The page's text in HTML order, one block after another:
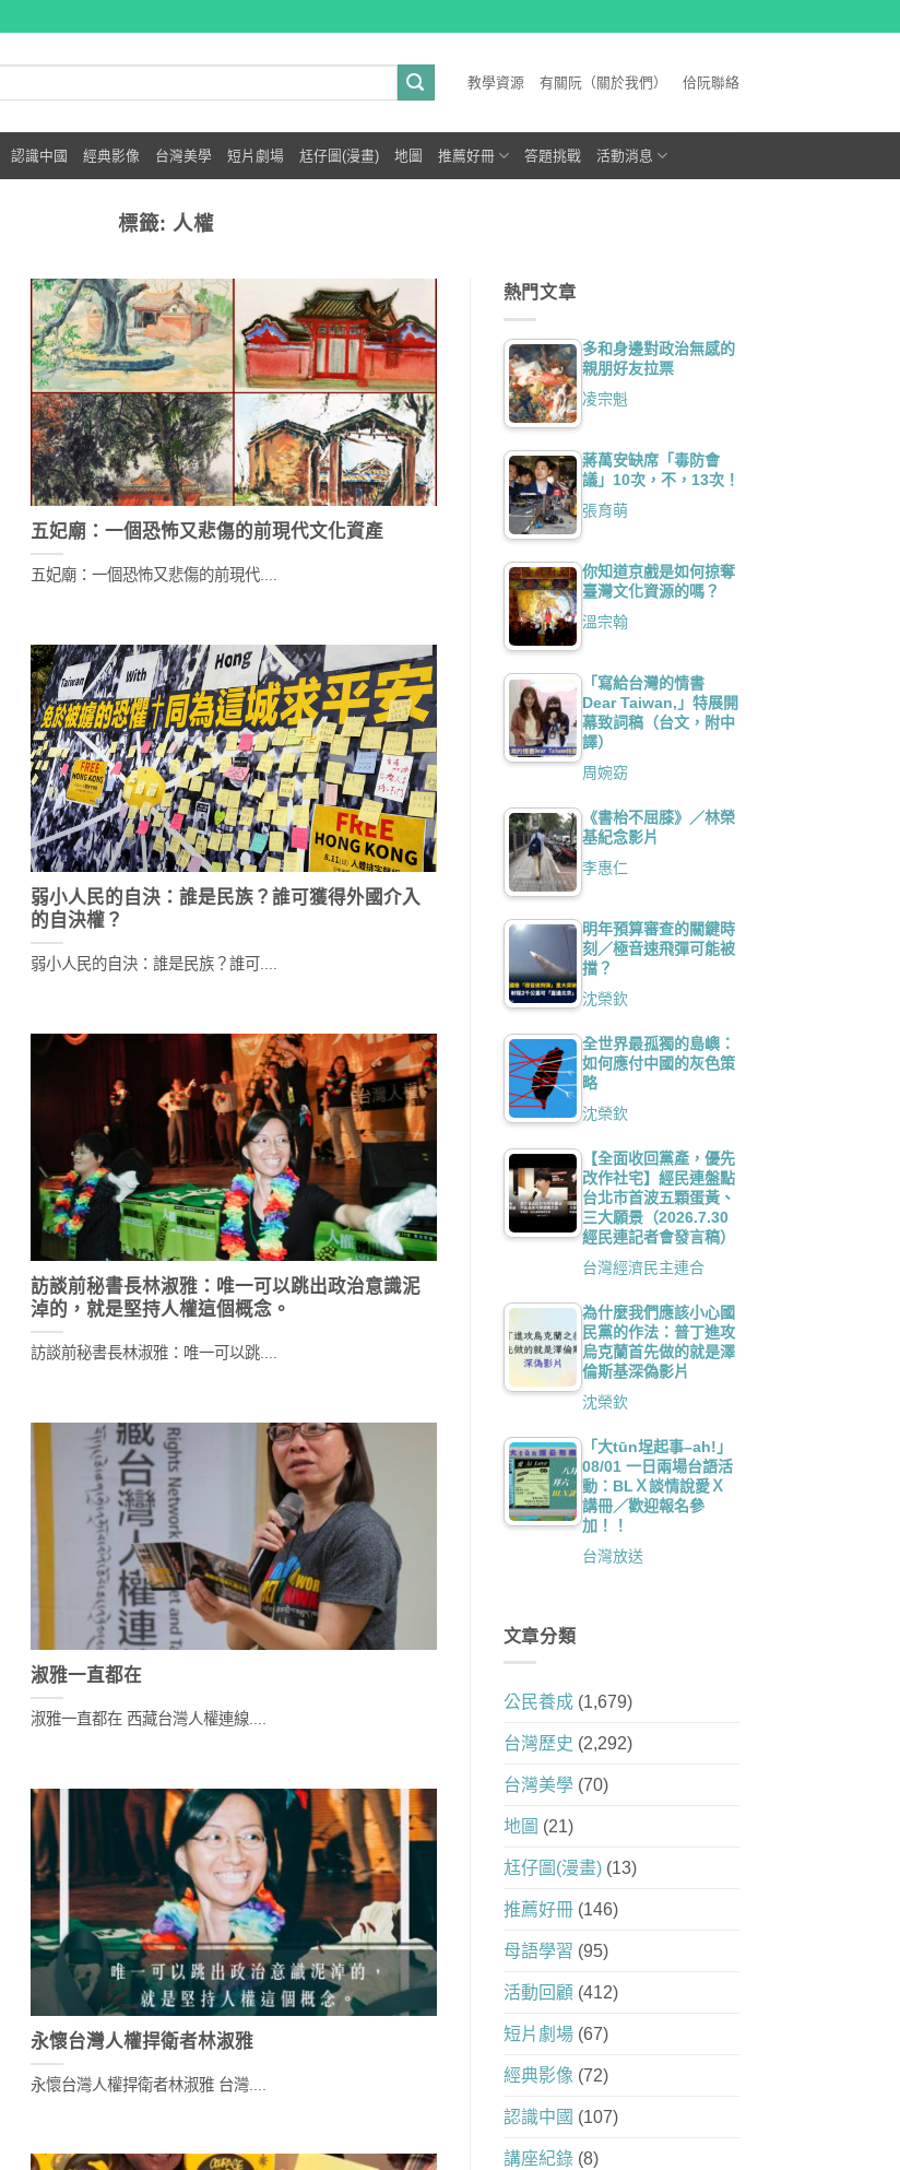
教學資源 有關阮（關於我們） 佮阮聯絡
認識中國 經典影像 台灣美學 短片劇場 尪仔圖(漫畫) 地圖 推薦好冊 答題挑戰 活動消息
標籤: 人權
五妃廟：一個恐怖又悲傷的前現代文化資產
五妃廟：一個恐怖又悲傷的前現代....
弱小人民的自決：誰是民族？誰可獲得外國介入
的自決權？
弱小人民的自決：誰是民族？誰可....
訪談前秘書長林淑雅：唯一可以跳出政治意識泥
淖的，就是堅持人權這個概念。
訪談前秘書長林淑雅：唯一可以跳....
淑雅一直都在
淑雅一直都在 西藏台灣人權連線....
永懷台灣人權捍衛者林淑雅
永懷台灣人權捍衛者林淑雅 台灣....
熱門文章
多和身邊對政治無感的
親朋好友拉票
凌宗魁
蔣萬安缺席「毒防會
議」10次，不，13次！
張育萌
你知道京戲是如何掠奪
臺灣文化資源的嗎？
溫宗翰
「寫給台灣的情書
Dear Taiwan,」特展開
幕致詞稿（台文，附中
譯）
周婉窈
《書枱不屈膝》／林榮
基紀念影片
李惠仁
明年預算審查的關鍵時
刻／極音速飛彈可能被
擋？
沈榮欽
全世界最孤獨的島嶼：
如何應付中國的灰色策
略
沈榮欽
【全面收回黨產，優先
改作社宅】經民連盤點
台北市首波五顆蛋黃、
三大願景（2026.7.30
經民連記者會發言稿）
台灣經濟民主連合
為什麼我們應該小心國
民黨的作法：普丁進攻
烏克蘭首先做的就是澤
倫斯基深偽影片
沈榮欽
「大tūn埕起事–ah!」
08/01 一日兩場台語活
動：BLＸ談情說愛Ｘ
講冊／歡迎報名參
加！！
台灣放送
文章分類
公民養成(1,679)
台灣歷史 (2,292)
台灣美學(70)
地圖 (21)
尪仔圖(漫畫)(13)
推薦好冊(146)
母語學習 (95)
活動回顧 (412)
短片劇場(67)
經典影像 (72)
認識中國 (107)
講座紀錄(8)